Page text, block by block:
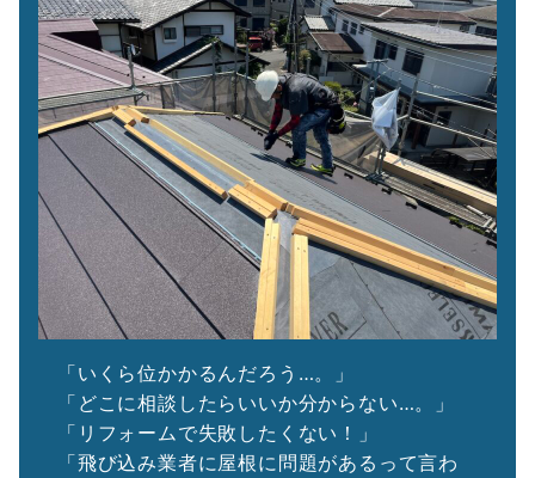
「いくら位かかるんだろう…。」
「どこに相談したらいいか分からない…。」
「リフォームで失敗したくない！」
「飛び込み業者に屋根に問題があるって言わ